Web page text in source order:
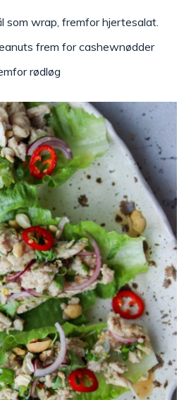
som wrap, fremfor hjertesalat.
frem for cashewnødder
rødløg